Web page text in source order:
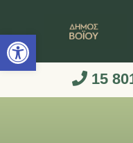
Ανοίξτε τη
15